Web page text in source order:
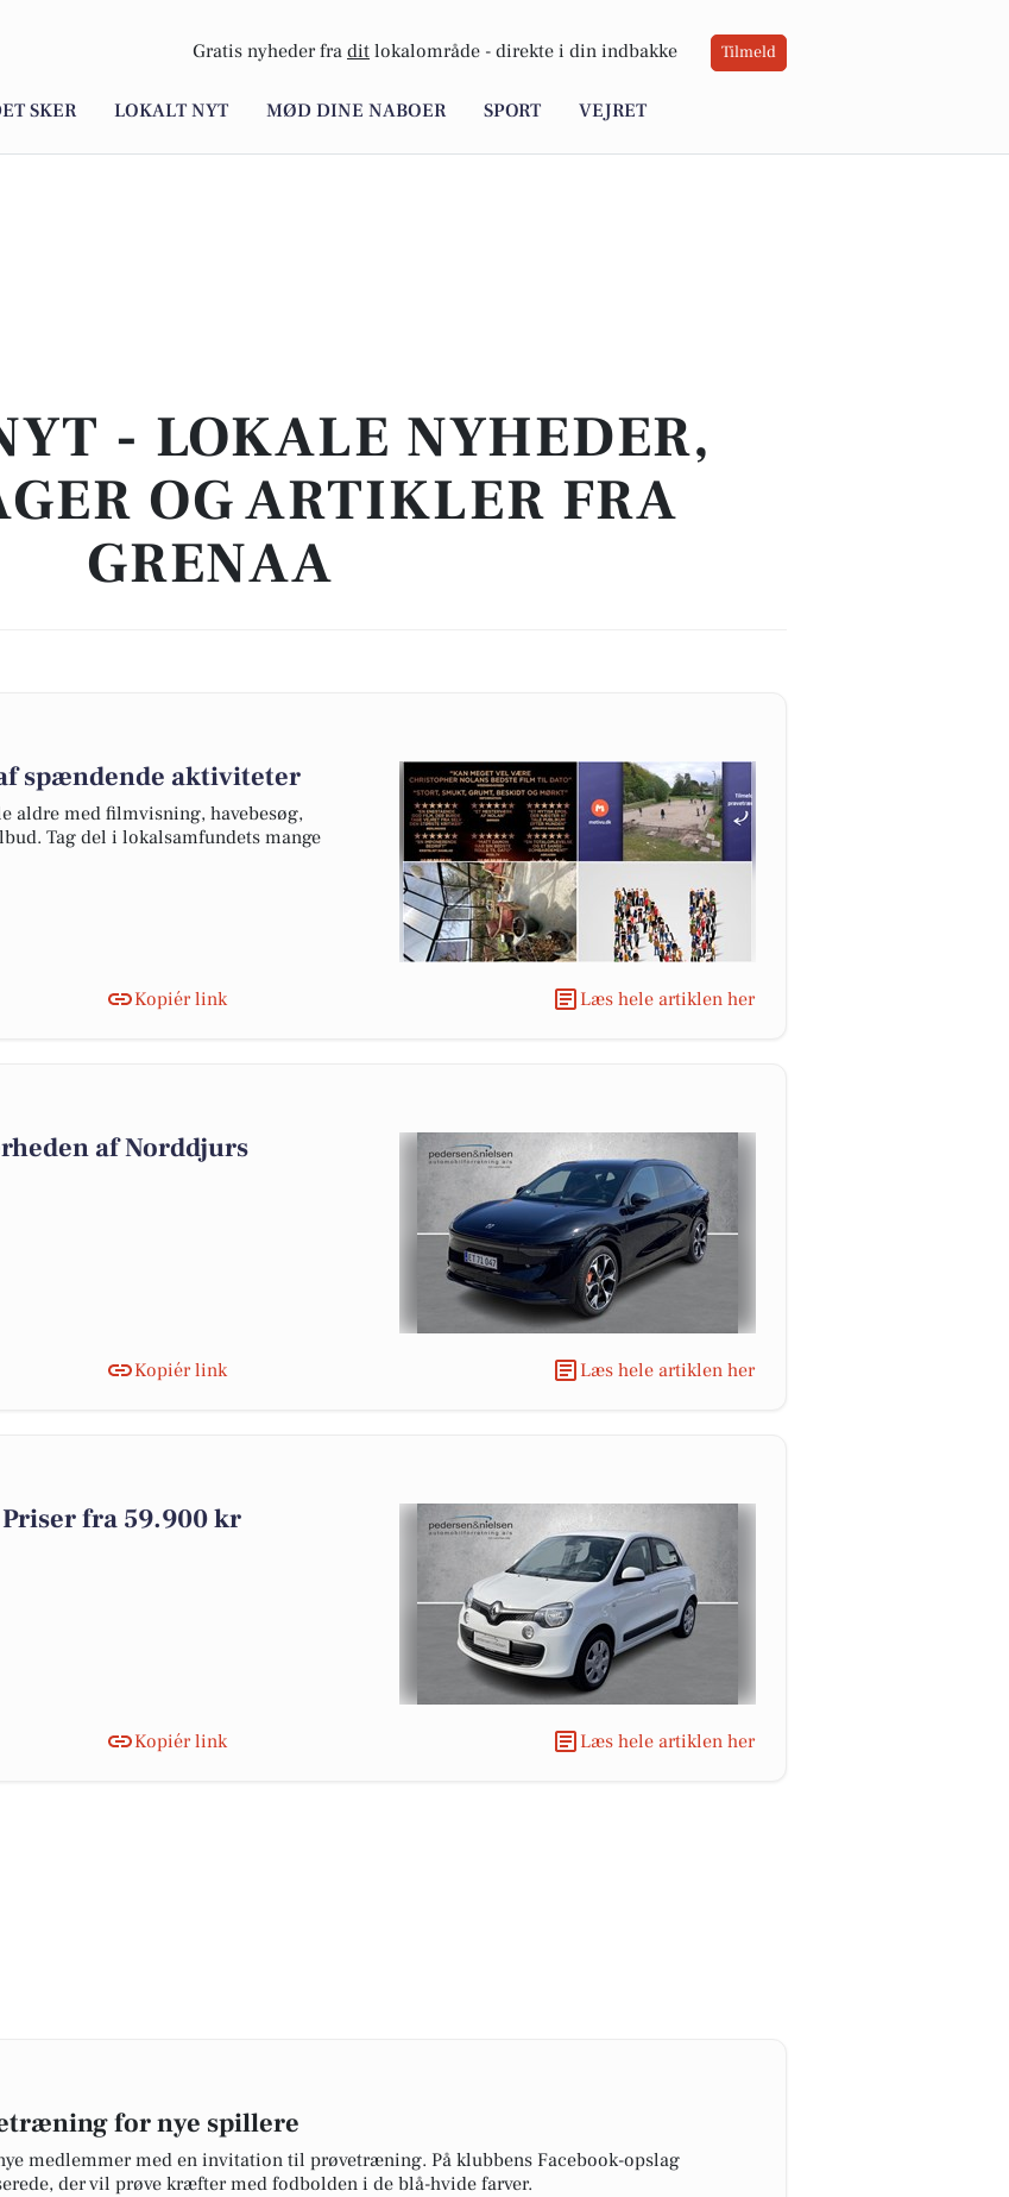
Gratis nyheder fra dit lokalområde - direkte i din indbakke Tilmeld
SKER LOKALT NYT MØD DINE NABOER SPORT VEJRET
- LOKALE NYHEDER,
OG ARTIKLER FRA
GRENAA
spændende aktiviteter
aldre med filmvisning, havebesøg,
Tag del i lokalsamfundets mange
Kopiér link Læs hele artiklen her
af Norddjurs
Kopiér link Læs hele artiklen her
fra 59.900 kr
Kopiér link Læs hele artiklen her
for nye spillere
medlemmer med en invitation til prøvetræning. På klubbens Facebook-opslag
der vil prøve kræfter med fodbolden i de blå-hvide farver.